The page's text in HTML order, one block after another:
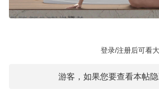
登录/注册后可看
游客，如果您要查看本帖